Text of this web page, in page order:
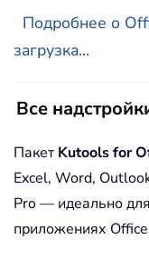
Подробнее о
загрузка...
Все
Пакет Kutools for
Excel, Word,
Pro — идеально
приложениях